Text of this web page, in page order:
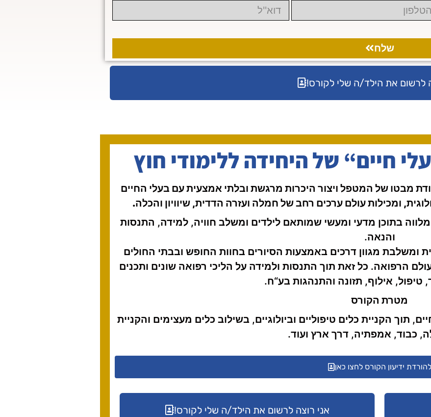
שלח
לרשום את הילד/ה שלי לקורס!
חיים“ של היחידה ללימודי חוץ
מבטו של המטפל ויצור היכרות מרגשת ובלתי אמצעית עם בעלי החיים
ומכילות עולם ערכים רחב של חמלה ועזרה הדדית, שיוויון והכלה.
בתוכן מדעי ומעשי שמותאם לילדים ומשלב חוויה, למידה, התנסות
והנאה.
מגוון דרכים באמצעות הסיורים בחוות החופש ובבתי החולים
הרפואה. כל זאת תוך התנסות ולמידה על הליכי רפואה שונים ותכנים
אילוף, תזונה והתנהגות בע“ח.
מטרת הקורס
הקניית כלים טיפוליים וביולוגיים, בשילוב כלים מעצימים והקניית
כבוד, אמפתיה, דרך ארץ ועוד.
להורדת ידיעון הקורס לחצו כאן
אני רוצה לרשום את הילד/ה שלי לקורס!